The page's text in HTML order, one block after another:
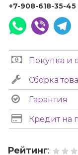
+7-908-618-35-45
Покупка и
Сборка
Гарантия
Кредит на
Рейтинг: